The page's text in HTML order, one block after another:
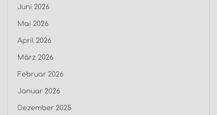
Juni 2026
Mai 2026
April 2026
März 2026
Februar 2026
Januar 2026
Dezember 2025